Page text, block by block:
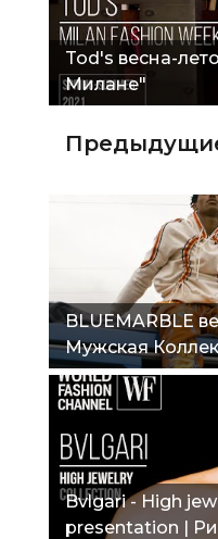
Tod's весна-
Милане"
BLUEMARBLE
Мужская
Bvlgari - High
presentation |